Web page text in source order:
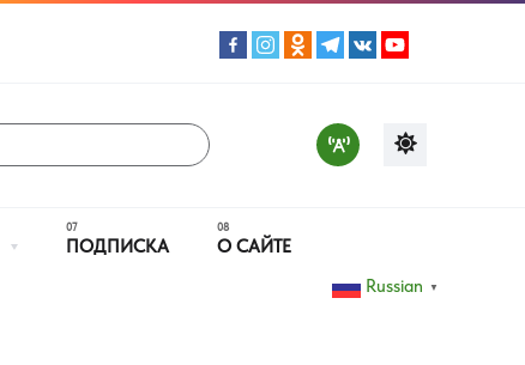
ПОДПИСКА О САЙТЕ
Russian ▼